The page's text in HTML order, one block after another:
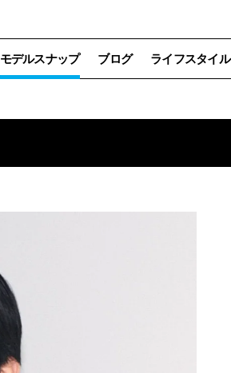
モデルスナップ ブログ ライフスタイル